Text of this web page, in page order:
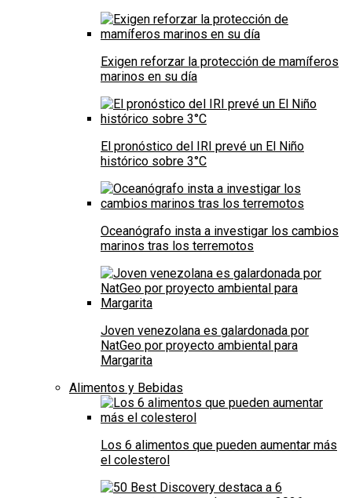
Exigen reforzar la protección de mamíferos
marinos en su día
El pronóstico del IRI prevé un El Niño
histórico sobre 3°C
Oceanógrafo insta a investigar los cambios
marinos tras los terremotos
Joven venezolana es galardonada por
NatGeo por proyecto ambiental para
Margarita
Alimentos y Bebidas
Los 6 alimentos que pueden aumentar más
el colesterol